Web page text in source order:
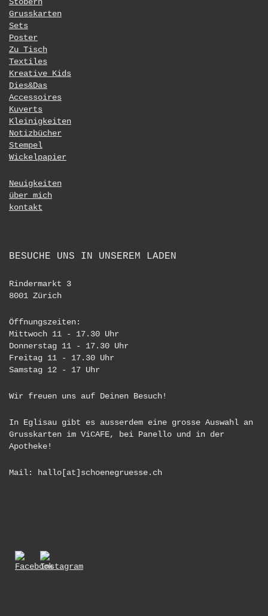
Stöbern
Grusskarten
Sets
Poster
Zu Tisch
Textiles
Kreative Kids
Dies&Das
Accessoires
Kuverts
Kleinigkeiten
Notizbücher
Stempel
Wickelpapier
Neuigkeiten
über mich
kontakt
BESUCHE UNS IN UNSEREM LADEN
Rindermarkt 3
8001 Zürich
Öffnungszeiten:
Mittwoch 11 - 17.30 Uhr
Donnerstag 11 - 17.30 Uhr
Freitag 11 - 17.30 Uhr
Samstag 12 - 17 Uhr
Wir freuen uns auf Deinen Besuch!
In Eglisau gibt es ausserdem eine grosse Auswahl an
Grusskarten im ViCAFE, bei Panello und in der
Apotheke!
Mail: hallo[at]schoenegruesse.ch